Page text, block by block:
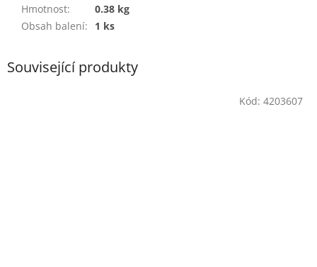
Hmotnost:
0.38 kg
Obsah balení: 1 ks
Související produkty
Kód: 4203607